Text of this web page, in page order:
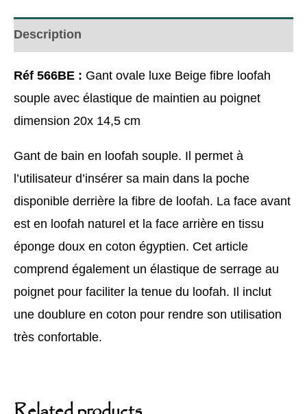
Description
Réf 566BE : Gant ovale luxe Beige fibre loofah
souple avec élastique de maintien au poignet
dimension 20x 14,5 cm
Gant de bain en loofah souple. Il permet à
l’utilisateur d’insérer sa main dans la poche
disponible derrière la fibre de loofah. La face avant
est en loofah naturel et la face arrière en tissu
éponge doux en coton égyptien. Cet article
comprend également un élastique de serrage au
poignet pour faciliter la tenue du loofah. Il inclut
une doublure en coton pour rendre son utilisation
très confortable.